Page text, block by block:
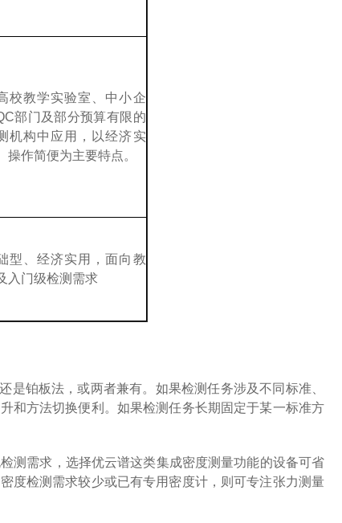
校教学实验室、中小企
部门及部分预算有限的
机构中应用，以经济实
操作简便为主要特点。
型、经济实用，面向教
入门级检测需求
铂板法，或两者兼有。如果检测任务涉及不同标准、
和方法切换便利。如果检测任务长期固定于某一标准方
测需求，选择优云谱这类集成密度测量功能的设备可省
度检测需求较少或已有专用密度计，则可专注张力测量